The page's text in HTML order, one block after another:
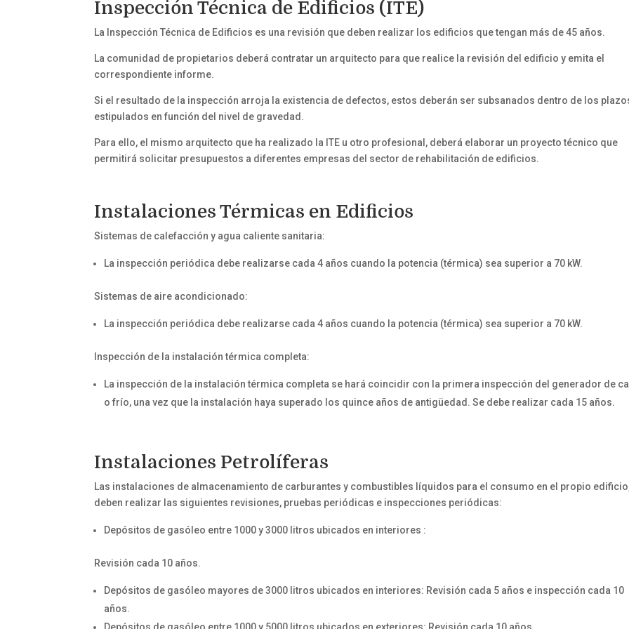
Inspección Técnica de Edificios (ITE)
La Inspección Técnica de Edificios es una revisión que deben realizar los edificios que tengan más de 45 años.
La comunidad de propietarios deberá contratar un arquitecto para que realice la revisión del edificio y emita el
correspondiente informe.
Si el resultado de la inspección arroja la existencia de defectos, estos deberán ser subsanados dentro de los
estipulados en función del nivel de gravedad.
Para ello, el mismo arquitecto que ha realizado la ITE u otro profesional, deberá elaborar un proyecto técnico que
permitirá solicitar presupuestos a diferentes empresas del sector de rehabilitación de edificios.
Instalaciones Térmicas en Edificios
Sistemas de calefacción y agua caliente sanitaria:
La inspección periódica debe realizarse cada 4 años cuando la potencia (térmica) sea superior a 70 kW.
Sistemas de aire acondicionado:
La inspección periódica debe realizarse cada 4 años cuando la potencia (térmica) sea superior a 70 kW.
Inspección de la instalación térmica completa:
La inspección de la instalación térmica completa se hará coincidir con la primera inspección del generador de
o frío, una vez que la instalación haya superado los quince años de antigüedad. Se debe realizar cada 15 años.
Instalaciones Petrolíferas
Las instalaciones de almacenamiento de carburantes y combustibles líquidos para el consumo en el propio
deben realizar las siguientes revisiones, pruebas periódicas e inspecciones periódicas:
Depósitos de gasóleo entre 1000 y 3000 litros ubicados en interiores :
Revisión cada 10 años.
Depósitos de gasóleo mayores de 3000 litros ubicados en interiores: Revisión cada 5 años e inspección cada 10
años.
Depósitos de gasóleo entre 1000 y 5000 litros ubicados en exteriores: Revisión cada 10 años.